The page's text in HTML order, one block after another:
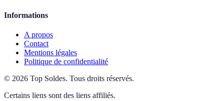
Informations
A propos
Contact
Mentions légales
Politique de confidentialité
© 2026 Top Soldes. Tous droits réservés.
Certains liens sont des liens affiliés.